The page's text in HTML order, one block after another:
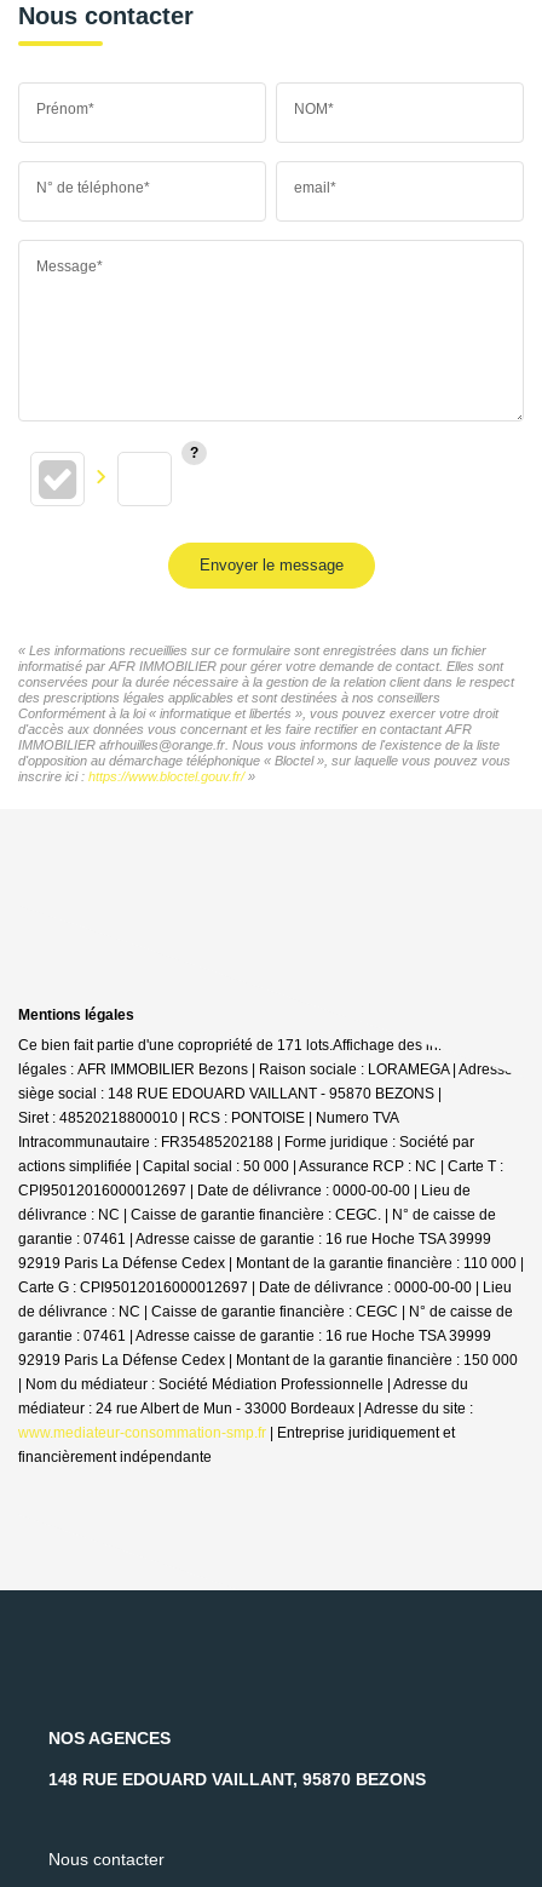
Nous contacter
Prénom* NOM*
N° de téléphone* email*
Message*
Envoyer le message
« Les informations recueillies sur ce formulaire sont enregistrées dans un fichier
informatisé par AFR IMMOBILIER pour gérer votre demande de contact. Elles sont
conservées pour la durée nécessaire à la gestion de la relation client dans le respect
des prescriptions légales applicables et sont destinées à nos conseillers
Conformément à la loi « informatique et libertés », vous pouvez exercer votre droit
d'accès aux données vous concernant et les faire rectifier en contactant AFR
IMMOBILIER afrhouilles@orange.fr. Nous vous informons de l'existence de la liste
d'opposition au démarchage téléphonique « Bloctel », sur laquelle vous pouvez vous
inscrire ici : https://www.bloctel.gouv.fr/»
Mentions légales
Ce bien fait partie d'une copropriété de 171 lots.Affichage des informations
légales : AFR IMMOBILIER Bezons | Raison sociale : LORAMEGA | Adresse
siège social : 148 RUE EDOUARD VAILLANT - 95870 BEZONS |
Siret : 48520218800010 | RCS : PONTOISE | Numero TVA
Intracommunautaire : FR35485202188 | Forme juridique : Société par
actions simplifiée | Capital social : 50 000 | Assurance RCP : NC | Carte T :
CPI95012016000012697 | Date de délivrance : 0000-00-00 | Lieu de
délivrance : NC | Caisse de garantie financière : CEGC. | N° de caisse de
garantie : 07461 | Adresse caisse de garantie : 16 rue Hoche TSA 39999
92919 Paris La Défense Cedex | Montant de la garantie financière : 110 000 |
Carte G : CPI95012016000012697 | Date de délivrance : 0000-00-00 | Lieu
de délivrance : NC | Caisse de garantie financière : CEGC | N° de caisse de
garantie : 07461 | Adresse caisse de garantie : 16 rue Hoche TSA 39999
92919 Paris La Défense Cedex | Montant de la garantie financière : 150 000
| Nom du médiateur : Société Médiation Professionnelle | Adresse du
médiateur : 24 rue Albert de Mun - 33000 Bordeaux | Adresse du site :
www.mediateur-consommation-smp.fr | Entreprise juridiquement et
financièrement indépendante
NOS AGENCES
148 RUE EDOUARD VAILLANT, 95870 BEZONS
Nous contacter